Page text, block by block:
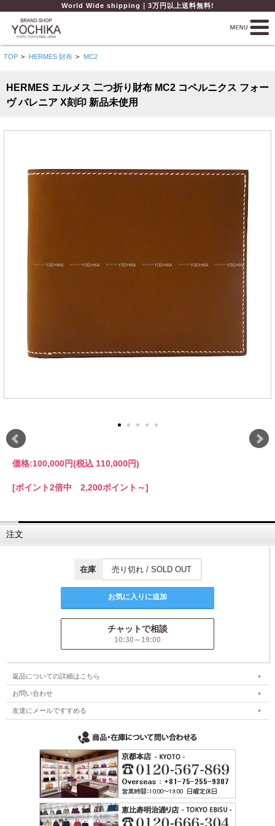
World Wide shipping｜3万円以上送料無料!
TOP > HERMES 財布 > MC2
HERMES エルメス 二つ折り財布 MC2 コペルニクス フォー
ヴ バレニア X刻印 新品未使用
価格:100,000円(税込 110,000円)
[ポイント2倍中 2,200ポイント～]
注文
在庫 売り切れ / SOLD OUT
チャットで相談
10:30～19:00
返品についての詳細はこちら
お問い合わせ
友達にメールですすめる